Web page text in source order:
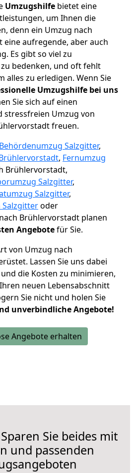
Umzugshilfe bietet eine
um Ihnen die
denn ein Umzug nach
aufregende, aber auch
Es gibt so viel zu
bedenken, und oft fehlt
alles zu erledigen. Wenn Sie
Umzugshilfe bei uns
Sie sich auf einen
stressfreien Umzug von
freuen.
Behördenumzug Salzgitter,
, Fernumzug
Brühlervorstadt,
Salzgitter,
Salzgitter,
Salzgitteroder
nach Brühlervorstadt planen
Angebotefür Sie.
von Umzug nach
Lassen Sie uns dabei
die Kosten zu minimieren,
neuen Lebensabschnitt
Sie nicht und holen Sie
unverbindliche Angebote!
Angebote erhalten
Sie beides mit
und passenden